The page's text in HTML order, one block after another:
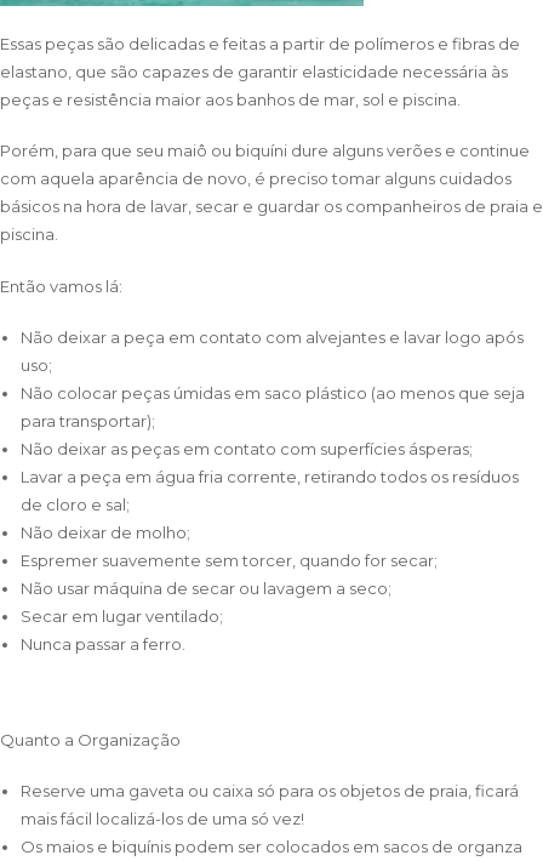
Essas peças são delicadas e feitas a partir de polímeros e fibras de
elastano, que são capazes de garantir elasticidade necessária às
peças e resistência maior aos banhos de mar, sol e piscina.
Porém, para que seu maiô ou biquíni dure alguns verões e continue
com aquela aparência de novo, é preciso tomar alguns cuidados
básicos na hora de lavar, secar e guardar os companheiros de praia e
piscina.
Então vamos lá:
Não deixar a peça em contato com alvejantes e lavar logo após
uso;
Não colocar peças úmidas em saco plástico (ao menos que seja
para transportar);
Não deixar as peças em contato com superfícies ásperas;
Lavar a peça em água fria corrente, retirando todos os resíduos
de cloro e sal;
Não deixar de molho;
Espremer suavemente sem torcer, quando for secar;
Não usar máquina de secar ou lavagem a seco;
Secar em lugar ventilado;
Nunca passar a ferro.
Quanto a Organização
Reserve uma gaveta ou caixa só para os objetos de praia, ficará
mais fácil localizá-los de uma só vez!
Os maios e biquínis podem ser colocados em sacos de organza